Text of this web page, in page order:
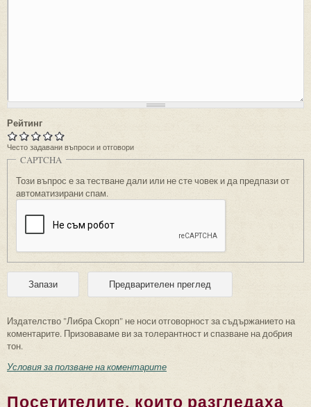
Рейтинг
Често задавани въпроси и отговори
CAPTCHA
Този въпрос е за тестване дали или не сте човек и да предпази от
автоматизирани спам.
Издателство "Либра Скорп" не носи отговорност за съдържанието на
коментарите. Призоваваме ви за толерантност и спазване на добрия
тон.
Условия за ползване на коментарите
Посетителите, които разгледаха